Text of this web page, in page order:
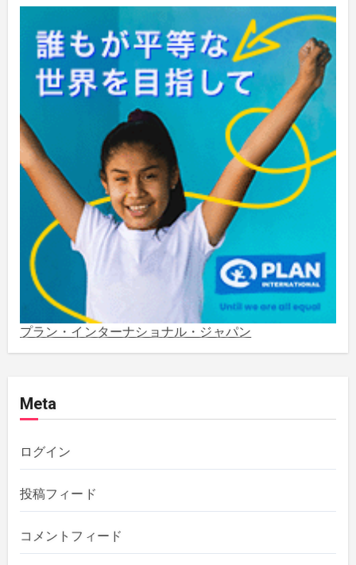
2024年5月 (4)
2024年2月 (1)
2023年8月 (1)
2023年5月 (2)
2023年4月
2022年1月
2021年5月 (3)
2021年3月 (1)
2020年11月
2020年10月
2019年12月
2019年11月
プラン・インターナショナル・ジャパン
Meta
ログイン
投稿フィード
コメントフィード